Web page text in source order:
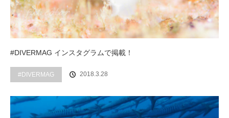
#DIVERMAG インスタグラムで掲載！
#DIVERMAG 2018.3.28